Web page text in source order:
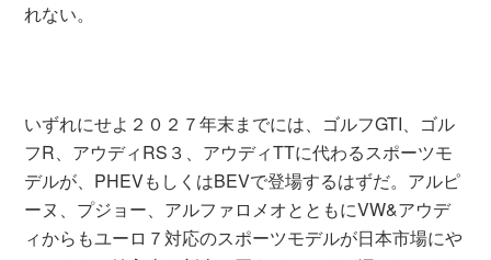
れない。
いずれにせよ２０２７年末までには、ゴルフGTI、ゴル
フR、アウディRS３、アウディTTに代わるスポーツモ
デルが、PHEVもしくはBEVで登場するはずだ。アルピ
ーヌ、プジョー、アルファロメオとともにVW&アウデ
ィからもユーロ７対応のスポーツモデルが日本市場にや